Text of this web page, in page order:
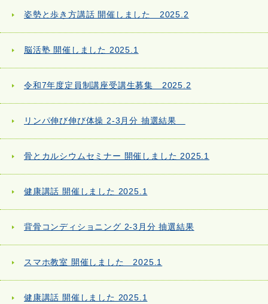
姿勢と歩き方講話 開催しました 2025.2
脳活塾 開催しました 2025.1
令和7年度定員制講座受講生募集 2025.2
リンパ伸び伸び体操 2-3月分 抽選結果
骨とカルシウムセミナー 開催しました 2025.1
健康講話 開催しました 2025.1
背骨コンディショニング 2-3月分 抽選結果
スマホ教室 開催しました 2025.1
健康講話 開催しました 2025.1